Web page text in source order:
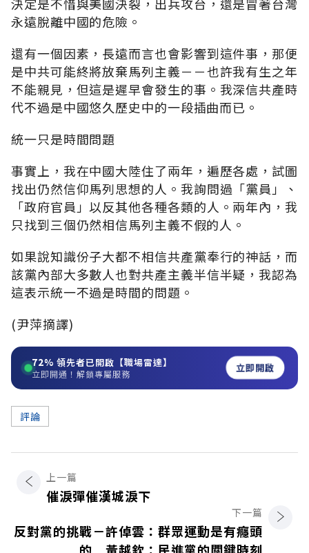
永遠脫離中國的危險。
還有一個因素，長遠而言也會影響到這件事，那便
是中共可能終將放棄馬列主義－－也許我有生之年
不能親見，但這是遲早會發生的事。我深信共產時
代不過是中國悠久歷史中的一段插曲而已。
統一只是時間問題
事實上，我在中國大陸住了兩年，遍歷各處，試圖
找出仍然信仰馬列思想的人。我詢問過「黨員」、
「政府官員」以反其他各種各類的人。兩年內，我
只找到三個仍然相信馬列主義不假的人。
如果說知識份子大都不相信共產黨奉行的神話，而
該黨內部大多數人也對共產主義半信半疑，我認為
這表示統一不過是時間的問題。
(尹萍摘譯)
72% 領先者已開啟【職場雷達】
立即開通！解鎖專屬服務 立即開啟
評論
上一篇
催淚彈催漢城淚下
下一篇
反對黨的挑戰－許倬雲：群眾運動是有癮頭
的 黃越欽：民進黨的關鍵時刻